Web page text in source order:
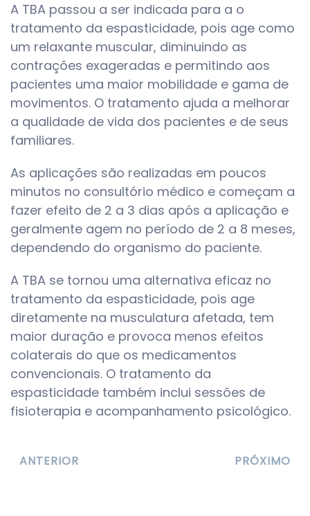
A TBA passou a ser indicada para a o
tratamento da espasticidade, pois age como
um relaxante muscular, diminuindo as
contrações exageradas e permitindo aos
pacientes uma maior mobilidade e gama de
movimentos. O tratamento ajuda a melhorar
a qualidade de vida dos pacientes e de seus
familiares.
As aplicações são realizadas em poucos
minutos no consultório médico e começam a
fazer efeito de 2 a 3 dias após a aplicação e
geralmente agem no período de 2 a 8 meses,
dependendo do organismo do paciente.
A TBA se tornou uma alternativa eficaz no
tratamento da espasticidade, pois age
diretamente na musculatura afetada, tem
maior duração e provoca menos efeitos
colaterais do que os medicamentos
convencionais. O tratamento da
espasticidade também inclui sessões de
fisioterapia e acompanhamento psicológico.
ANTERIOR PRÓXIMO